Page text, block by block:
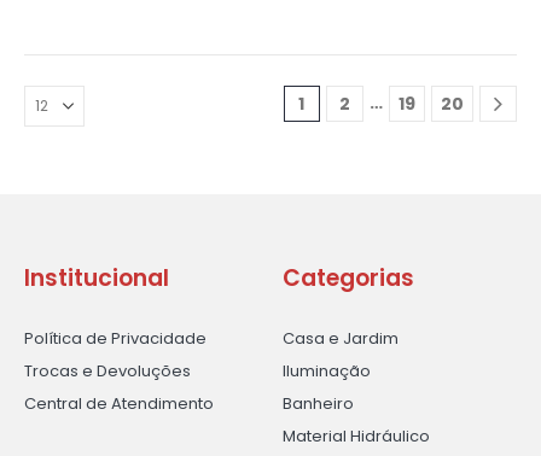
1 2 … 19 20
Institucional
Política de Privacidade
Trocas e Devoluções
Central de Atendimento
Categorias
Casa e Jardim
Iluminação
Banheiro
Material Hidráulico